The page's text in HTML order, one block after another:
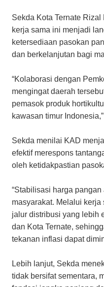
Sekda Kota Ternate
kerja sama ini menjadi
ketersediaan pasokan
dan berkelanjutan bagi
“Kolaborasi dengan
mengingat daerah
pemasok produk
kawasan timur
Sekda menilai KAD
efektif merespons
oleh ketidakpastian
“Stabilisasi harga
masyarakat. Melalui
jalur distribusi yang lebih
dan Kota Ternate,
tekanan inflasi dapat
Lebih lanjut, Sekda
tidak bersifat sementara,